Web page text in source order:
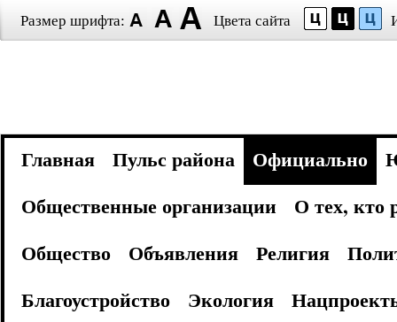
Размер шрифта: Цвета сайта
Главная Пульс района Официально
Общественные организации
О тех, кто
Общество
Объявления Религия
Благоустройство
Экология